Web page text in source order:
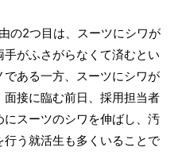
の2つ目は、スーツにシワが
がふさがらなくて済むとい
ある一方、スーツにシワが
接に臨む前日、採用担当者
スーツのシワを伸ばし、汚
う就活生も多くいることで